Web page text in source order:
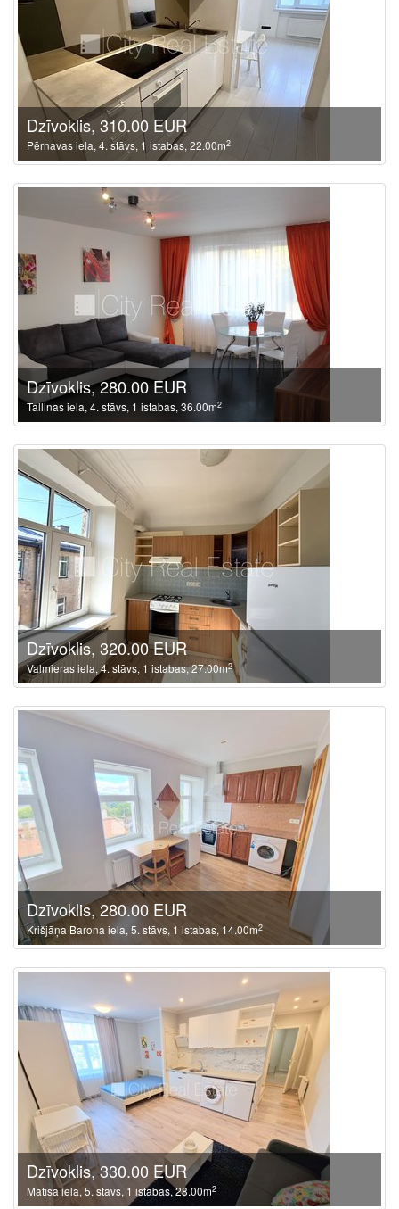
Dzīvoklis, 310.00 EUR
Pērnavas iela, 4. stāvs, 1 istabas, 22.00m2
Dzīvoklis, 280.00 EUR
Tallinas iela, 4. stāvs, 1 istabas, 36.00m2
Dzīvoklis, 320.00 EUR
Valmieras iela, 4. stāvs, 1 istabas, 27.00m2
Dzīvoklis, 280.00 EUR
Krišjāņa Barona iela, 5. stāvs, 1 istabas, 14.00m2
Dzīvoklis, 330.00 EUR
Matīsa iela, 5. stāvs, 1 istabas, 28.00m2